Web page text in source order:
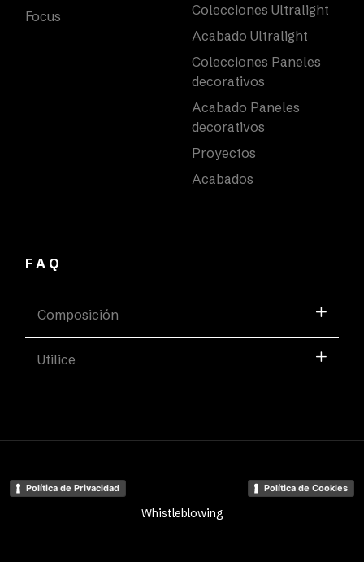
Focus
Colecciones Ultralight
Acabado Ultralight
Colecciones Paneles
decorativos
Acabado Paneles
decorativos
Proyectos
Acabados
FAQ
Composición
Utilice
Política de Privacidad Política de Cookies
Whistleblowing